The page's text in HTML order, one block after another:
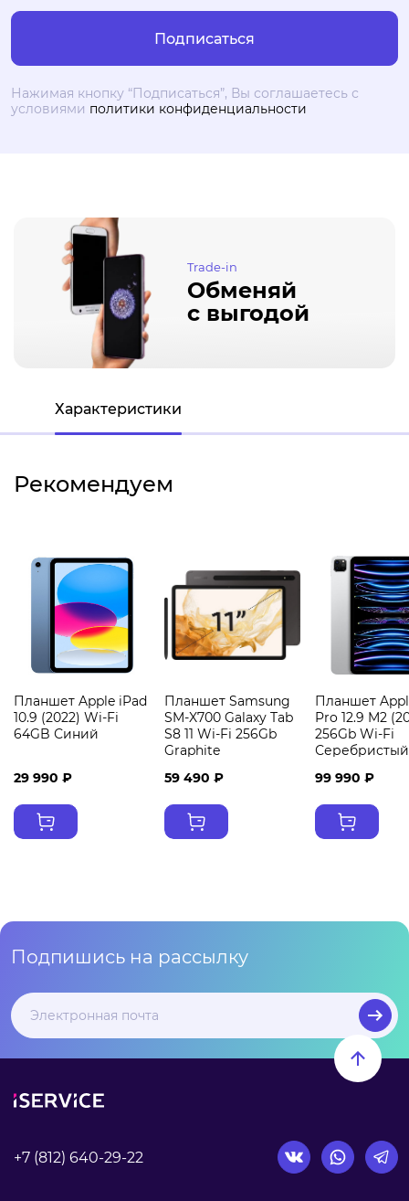
Нажимая кнопку “Подписаться”, Вы соглашаетесь с
условиями политики конфиденциальности
Trade-in
Обменяй
с выгодой
Характеристики
Рекомендуем
Планшет Apple iPad
10.9 (2022) Wi-Fi
64GB Синий
29 990 ₽
Планшет Samsung
SM-X700 Galaxy Tab
S8 11 Wi-Fi 256Gb
Graphite
59 490 ₽
Планшет
Pro 12.9 M2
256Gb Wi-Fi
Серебристый
99 990 ₽
Подпишись на рассылку
+7 (812) 640-29-22